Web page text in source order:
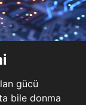
gücü
bile donma